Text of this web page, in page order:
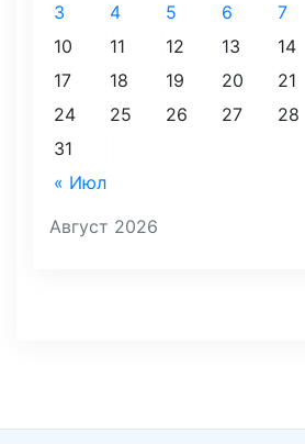
Август 2026
« Июл
3
4 5 6 7
10
11 12 13 14
17
18 19 20 21
24
25 26 27 28
31